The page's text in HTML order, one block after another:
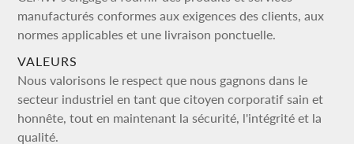
manufacturés conformes aux exigences des clients, aux
normes applicables et une livraison ponctuelle.
VALEURS
Nous valorisons le respect que nous gagnons dans le
secteur industriel en tant que citoyen corporatif sain et
honnête, tout en maintenant la sécurité, l'intégrité et la
qualité.